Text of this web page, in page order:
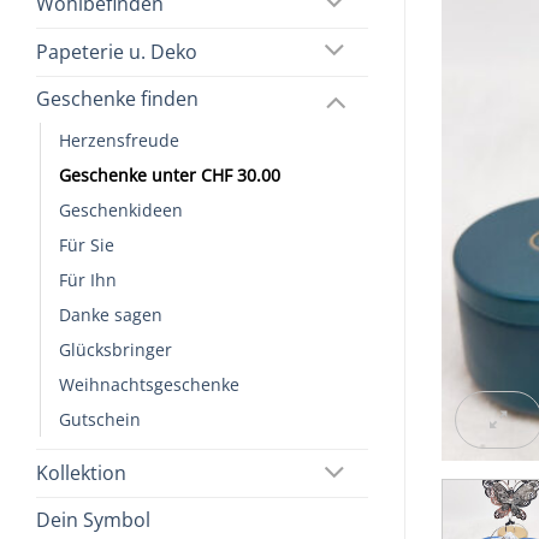
Papeterie u. Deko
Geschenke finden
Herzensfreude
Geschenke unter CHF 30.00
Geschenkideen
Für Sie
Für Ihn
Danke sagen
Glücksbringer
Weihnachtsgeschenke
Gutschein
Kollektion
Dein Symbol